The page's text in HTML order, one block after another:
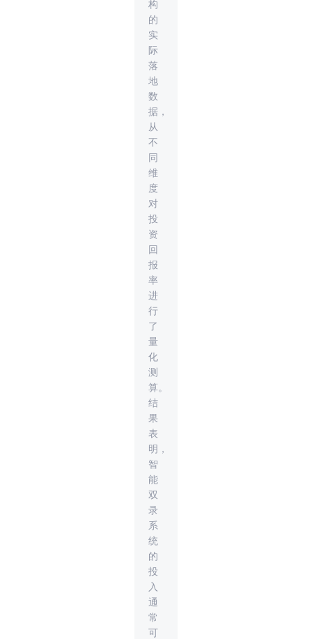
构
的
实
际
落
地
数
据，
从
不
同
维
度
对
投
资
回
报
率
进
行
了
量
化
测
算。
结
果
表
明，
智
能
双
录
系
统
的
投
入
通
常
可